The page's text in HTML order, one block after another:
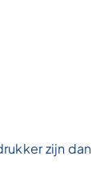
zijn dan